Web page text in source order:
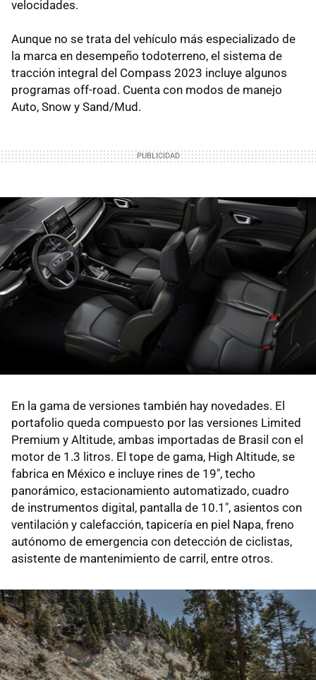
velocidades.
Aunque no se trata del vehículo más especializado de
la marca en desempeño todoterreno, el sistema de
tracción integral del Compass 2023 incluye algunos
programas off-road. Cuenta con modos de manejo
Auto, Snow y Sand/Mud.
En la gama de versiones también hay novedades. El
portafolio queda compuesto por las versiones Limited
Premium y Altitude, ambas importadas de Brasil con el
motor de 1.3 litros. El tope de gama, High Altitude, se
fabrica en México e incluye rines de 19", techo
panorámico, estacionamiento automatizado, cuadro
de instrumentos digital, pantalla de 10.1", asientos con
ventilación y calefacción, tapicería en piel Napa, freno
autónomo de emergencia con detección de ciclistas,
asistente de mantenimiento de carril, entre otros.